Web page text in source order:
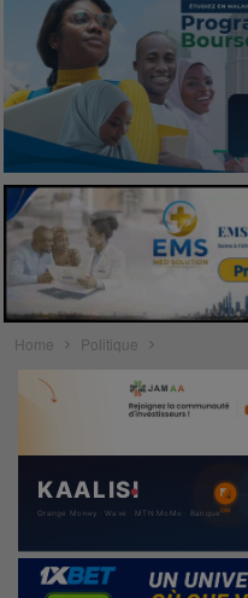
Home Politique